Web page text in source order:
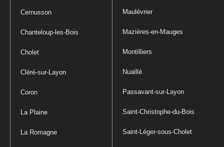
Cernusson
Chanteloup-les-Bois
Cholet
Cléré-sur-Layon
Coron
La Plaine
La Romagne
Maulévrier
Mazières-en-Mauges
Montilliers
Nuaillé
Passavant-sur-Layon
Saint-Christophe-du-Bois
Saint-Léger-sous-Cholet